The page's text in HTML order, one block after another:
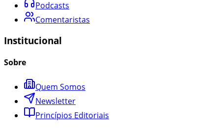
Podcasts
Comentaristas
Institucional
Sobre
Quem Somos
Newsletter
Princípios Editoriais